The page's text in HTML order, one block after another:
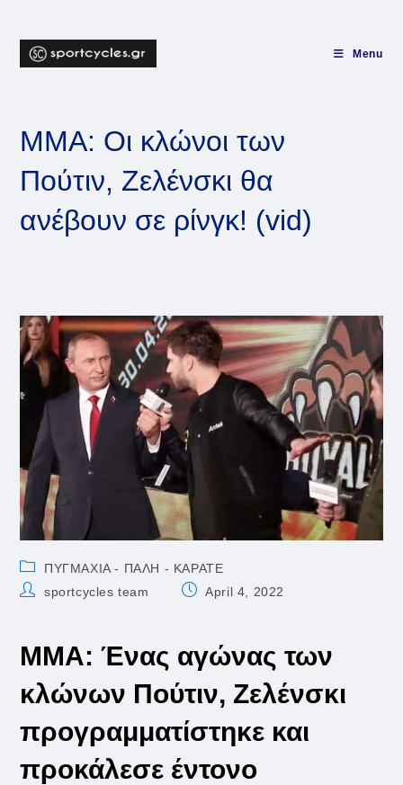
content
Menu
MMA: Οι κλώνοι των
Πούτιν, Ζελένσκι θα
ανέβουν σε ρίνγκ! (vid)
Post
category:
ΠΥΓΜΑΧΙΑ - ΠΑΛΗ - ΚΑΡΑΤΕ
Postsportcycles team
PostApril 4, 2022
MMA: Ένας αγώνας των
κλώνων Πούτιν, Ζελένσκι
προγραμματίστηκε και
προκάλεσε έντονο